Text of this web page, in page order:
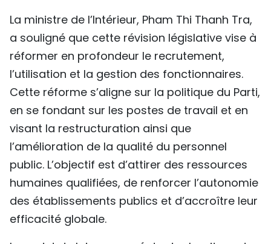
ENGLISH
РУССКИЙ
ESPAÑOL
La ministre de l’Intérieur, Pham Thi Thanh Tra,
a souligné que cette révision législative vise à
réformer en profondeur le recrutement,
l’utilisation et la gestion des fonctionnaires.
Cette réforme s’aligne sur la politique du Parti,
en se fondant sur les postes de travail et en
visant la restructuration ainsi que
l’amélioration de la qualité du personnel
public. L’objectif est d’attirer des ressources
humaines qualifiées, de renforcer l’autonomie
des établissements publics et d’accroître leur
efficacité globale.